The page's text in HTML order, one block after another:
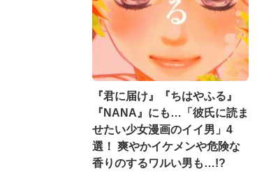
『君に届け』『ちはやふる』
『NANA』にも…「彼氏に読ま
せたい少女漫画のイイ男」4
選！ 爽やかイケメンや危険な
香りのするワルい男も…!?